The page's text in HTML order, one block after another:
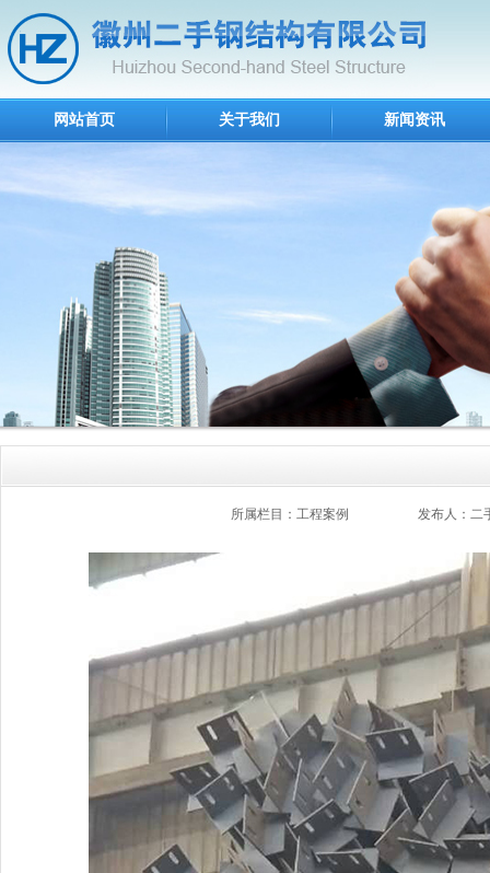
网站首页 关于我们 新闻资讯
所属栏目：工程案例 发布人：二